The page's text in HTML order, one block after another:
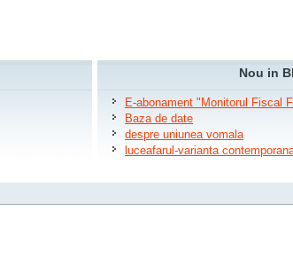
Nou in
E-abonament "Monitorul Fiscal
Baza de date
despre uniunea vomala
luceafarul-varianta